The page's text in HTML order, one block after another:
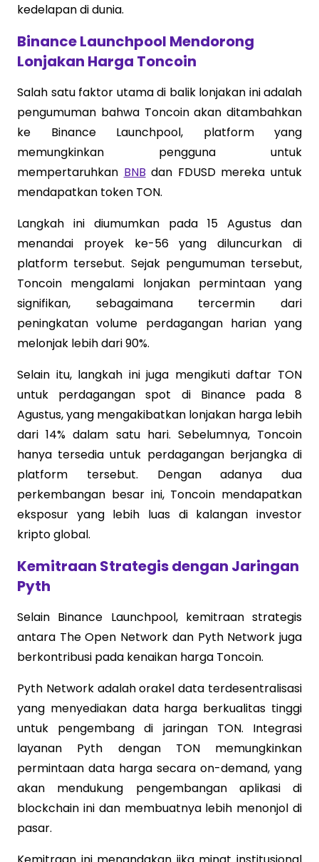
kedelapan di dunia.
Binance Launchpool Mendorong
Lonjakan Harga Toncoin
Salah satu faktor utama di balik lonjakan ini adalah
pengumuman bahwa Toncoin akan ditambahkan
ke Binance Launchpool, platform yang
memungkinkan pengguna untuk
mempertaruhkan BNB dan FDUSD mereka untuk
mendapatkan token TON.
Langkah ini diumumkan pada 15 Agustus dan
menandai proyek ke-56 yang diluncurkan di
platform tersebut. Sejak pengumuman tersebut,
Toncoin mengalami lonjakan permintaan yang
signifikan, sebagaimana tercermin dari
peningkatan volume perdagangan harian yang
melonjak lebih dari 90%.
Selain itu, langkah ini juga mengikuti daftar TON
untuk perdagangan spot di Binance pada 8
Agustus, yang mengakibatkan lonjakan harga lebih
dari 14% dalam satu hari. Sebelumnya, Toncoin
hanya tersedia untuk perdagangan berjangka di
platform tersebut. Dengan adanya dua
perkembangan besar ini, Toncoin mendapatkan
eksposur yang lebih luas di kalangan investor
kripto global.
Kemitraan Strategis dengan Jaringan
Pyth
Selain Binance Launchpool, kemitraan strategis
antara The Open Network dan Pyth Network juga
berkontribusi pada kenaikan harga Toncoin.
Pyth Network adalah orakel data terdesentralisasi
yang menyediakan data harga berkualitas tinggi
untuk pengembang di jaringan TON. Integrasi
layanan Pyth dengan TON memungkinkan
permintaan data harga secara on-demand, yang
akan mendukung pengembangan aplikasi di
blockchain ini dan membuatnya lebih menonjol di
pasar.